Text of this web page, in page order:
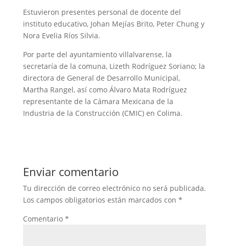
Estuvieron presentes personal de docente del
instituto educativo, Johan Mejías Brito, Peter Chung y
Nora Evelia Ríos Silvia.
Por parte del ayuntamiento villalvarense, la
secretaría de la comuna, Lizeth Rodríguez Soriano; la
directora de General de Desarrollo Municipal,
Martha Rangel, así como Álvaro Mata Rodríguez
representante de la Cámara Mexicana de la
Industria de la Construcción (CMIC) en Colima.
Enviar comentario
Tu dirección de correo electrónico no será publicada.
Los campos obligatorios están marcados con *
Comentario *